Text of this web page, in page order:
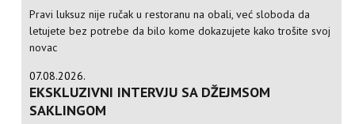
Pravi luksuz nije ručak u restoranu na obali, već sloboda da
letujete bez potrebe da bilo kome dokazujete kako trošite svoj
novac
07.08.2026.
EKSKLUZIVNI INTERVJU SA DŽEJMSOM
SAKLINGOM